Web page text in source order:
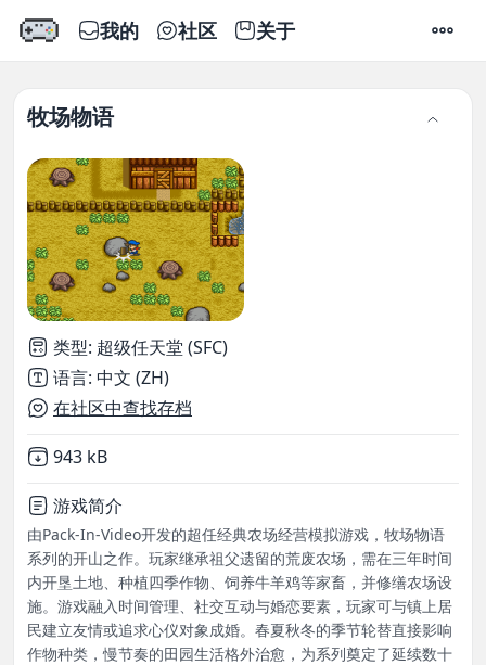
我的 社区 关于 设置
牧场物语
类型: 超级任天堂 (SFC)
语言: 中文 (ZH)
在社区中查找存档
Not downloaded
943 kB
游戏简介
由Pack-In-Video开发的超任经典农场经营模拟游戏，牧场物语
系列的开山之作。玩家继承祖父遗留的荒废农场，需在三年时间
内开垦土地、种植四季作物、饲养牛羊鸡等家畜，并修缮农场设
施。游戏融入时间管理、社交互动与婚恋要素，玩家可与镇上居
民建立友情或追求心仪对象成婚。春夏秋冬的季节轮替直接影响
作物种类，慢节奏的田园生活格外治愈，为系列奠定了延续数十